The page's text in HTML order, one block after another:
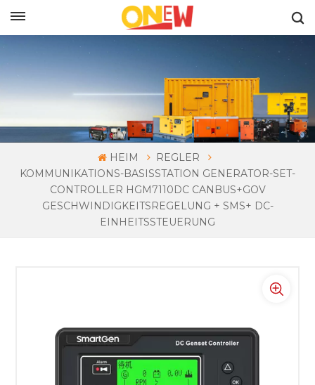
HEIM
REGLER
KOMMUNIKATIONS-BASISSTATION GENERATOR-SET-
CONTROLLER HGM7110DC CANBUS+GOV
GESCHWINDIGKEITSREGELUNG + SMS+ DC-
EINHEITSSTEUERUNG